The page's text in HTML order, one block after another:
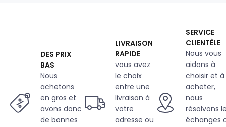
DES PRIX
BAS
Nous
achetons
en gros et
avons donc
de bonnes
LIVRAISON
RAPIDE
vous avez
le choix
entre une
livraison à
votre
adresse ou
SERVICE
CLIENTÈLE
Nous vous
aidons à
choisir et à
acheter,
nous
résolvons
échanges